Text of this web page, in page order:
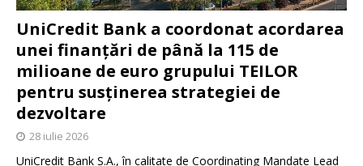
UniCredit Bank a coordonat acordarea
unei finanțări de până la 115 de
milioane de euro grupului TEILOR
pentru susținerea strategiei de
dezvoltare
28 iulie 2026
UniCredit Bank S.A., în calitate de Coordinating Mandate Lead